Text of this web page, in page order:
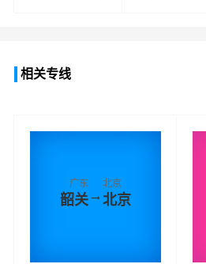
相关专线
广东
韶关→
北京
北京